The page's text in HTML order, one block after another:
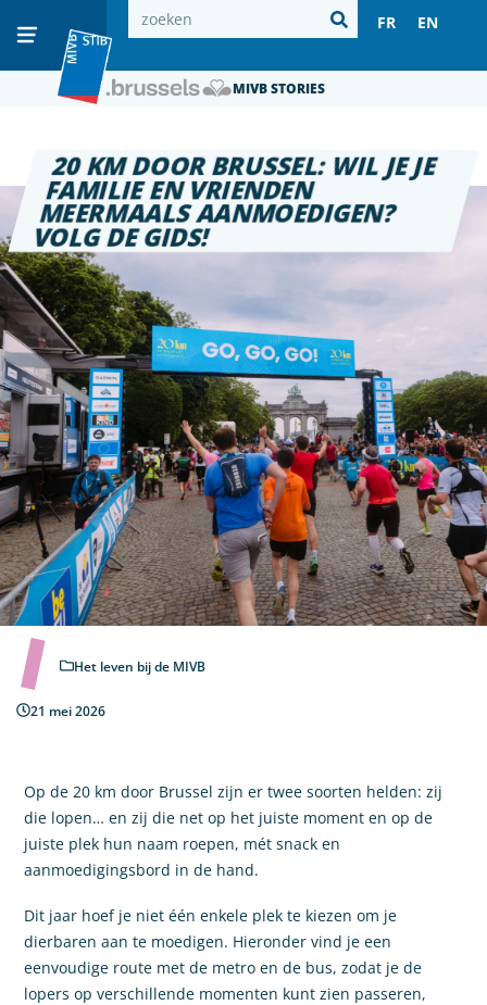
FR EN
MIVB STORIES
20 KM DOOR BRUSSEL: WIL JE JE
FAMILIE EN VRIENDEN
MEERMAALS AANMOEDIGEN?
VOLG DE GIDS!
Het leven bij de MIVB
21 mei 2026
Op de 20 km door Brussel zijn er twee soorten helden: zij
die lopen… en zij die net op het juiste moment en op de
juiste plek hun naam roepen, mét snack en
aanmoedigingsbord in de hand.
Dit jaar hoef je niet één enkele plek te kiezen om je
dierbaren aan te moedigen. Hieronder vind je een
eenvoudige route met de metro en de bus, zodat je de
lopers op verschillende momenten kunt zien passeren,